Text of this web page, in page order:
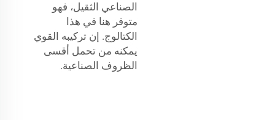
الصناعي الثقيل، فهو
متوفر هنا في هذا
الكتالوج. إن تركيبه القوي
يمكنه من تحمل أقسى
الظروف الصناعية.